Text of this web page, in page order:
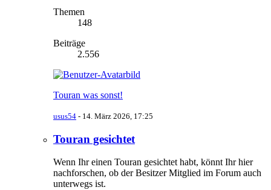
Themen
148
Beiträge
2.556
Touran was sonst!
usus54 - 14. März 2026, 17:25
Touran gesichtet
Wenn Ihr einen Touran gesichtet habt, könnt Ihr hier
nachforschen, ob der Besitzer Mitglied im Forum auch
unterwegs ist.